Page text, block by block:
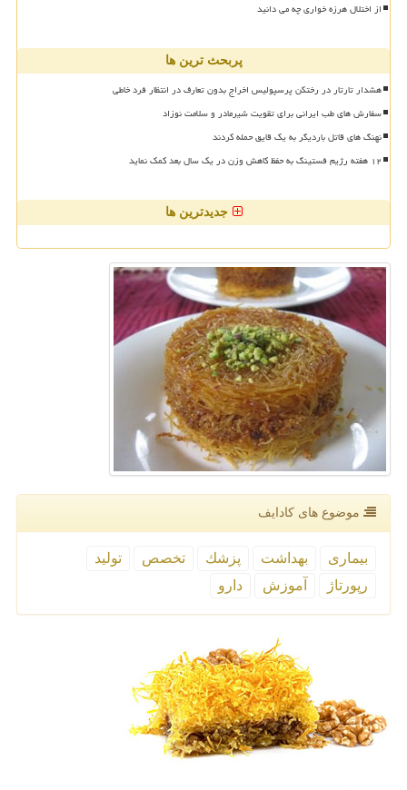
از اختلال هرزه خواری چه می دانید
پربحث ترین ها
هشدار تارتار در رختکن پرسپولیس اخراج بدون تعارف در انتظار فرد خاطی
سفارش های طب ایرانی برای تقویت شیرمادر و سلامت نوزاد
نهنگ های قاتل باردیگر به یک قایق حمله کردند
۱۲ هفته رژیم فستینگ به حفظ کاهش وزن در یک سال بعد کمک نماید
جدیدترین ها
موضوع های كادایف
بیماری بهداشت پزشك تخصص
تولید
رپورتاژ
آموزش دارو